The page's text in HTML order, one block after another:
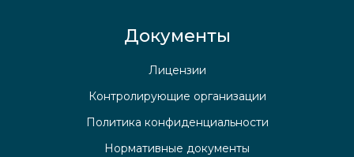
Документы
Лицензии
Контролирующие организации
Политика конфиденциальности
Нормативные документы